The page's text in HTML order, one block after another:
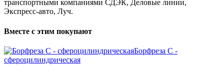
транспортными компаниями СДЭК, Деловые линии,
Экспресс-авто, Луч.
Вместе с этим покупают
Борфреза C -
сфероцилиндрическая